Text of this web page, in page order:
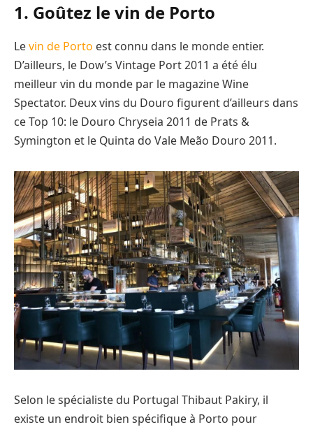
1. Goûtez le vin de Porto
Levin de Porto est connu dans le monde entier.
D’ailleurs, le Dow’s Vintage Port 2011 a été élu
meilleur vin du monde par le magazine Wine
Spectator. Deux vins du Douro figurent d’ailleurs dans
ce Top 10: le Douro Chryseia 2011 de Prats &
Symington et le Quinta do Vale Meão Douro 2011.
Selon le spécialiste du Portugal Thibaut Pakiry, il
existe un endroit bien spécifique à Porto pour